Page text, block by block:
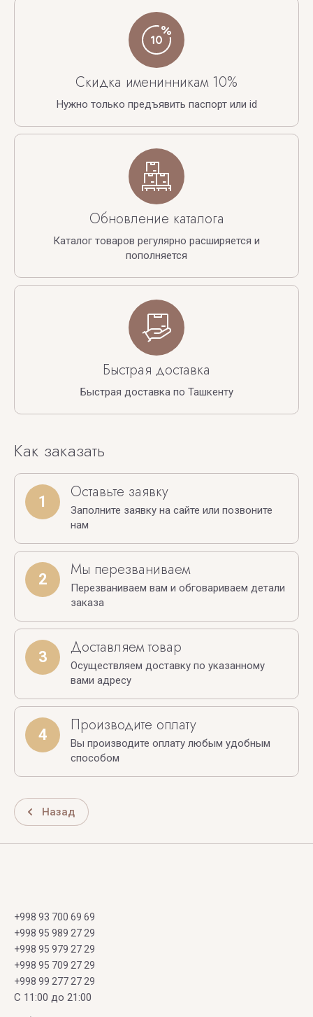
Скидка именинникам 10%
Нужно только предъявить паспорт или id
Обновление каталога
Каталог товаров регулярно расширяется и
пополняется
Быстрая доставка
Быстрая доставка по Ташкенту
Как заказать
1 Оставьте заявку
Заполните заявку на сайте или позвоните
нам
2 Мы перезваниваем
Перезваниваем вам и обговариваем детали
заказа
3 Доставляем товар
Осуществляем доставку по указанному
вами адресу
4 Производите оплату
Вы производите оплату любым удобным
способом
Назад
+998 93 700 69 69
+998 95 989 27 29
+998 95 979 27 29
+998 95 709 27 29
+998 99 277 27 29
C 11:00 до 21:00